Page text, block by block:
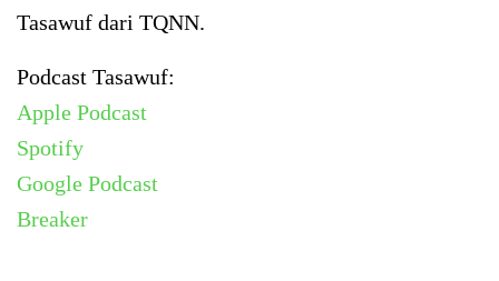
Tasawuf dari TQNN.
Podcast Tasawuf:
Apple Podcast
Spotify
Google Podcast
Breaker